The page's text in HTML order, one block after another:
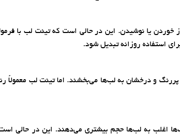
خوردن یا نوشیدن. این در حالی است که تینت لب با
استفاده روزانه تبدیل شود.
و درخشان به لب‌ها می‌بخشند. اما تینت لب معمولاً
اغلب به لب‌ها حجم بیشتری می‌دهند. این در حالی